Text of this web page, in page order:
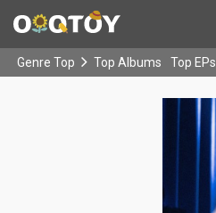
Genre Top Top Albums Top EPs